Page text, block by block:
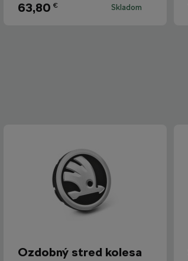
63,80 € Skladom
Ozdobný stred kolesa